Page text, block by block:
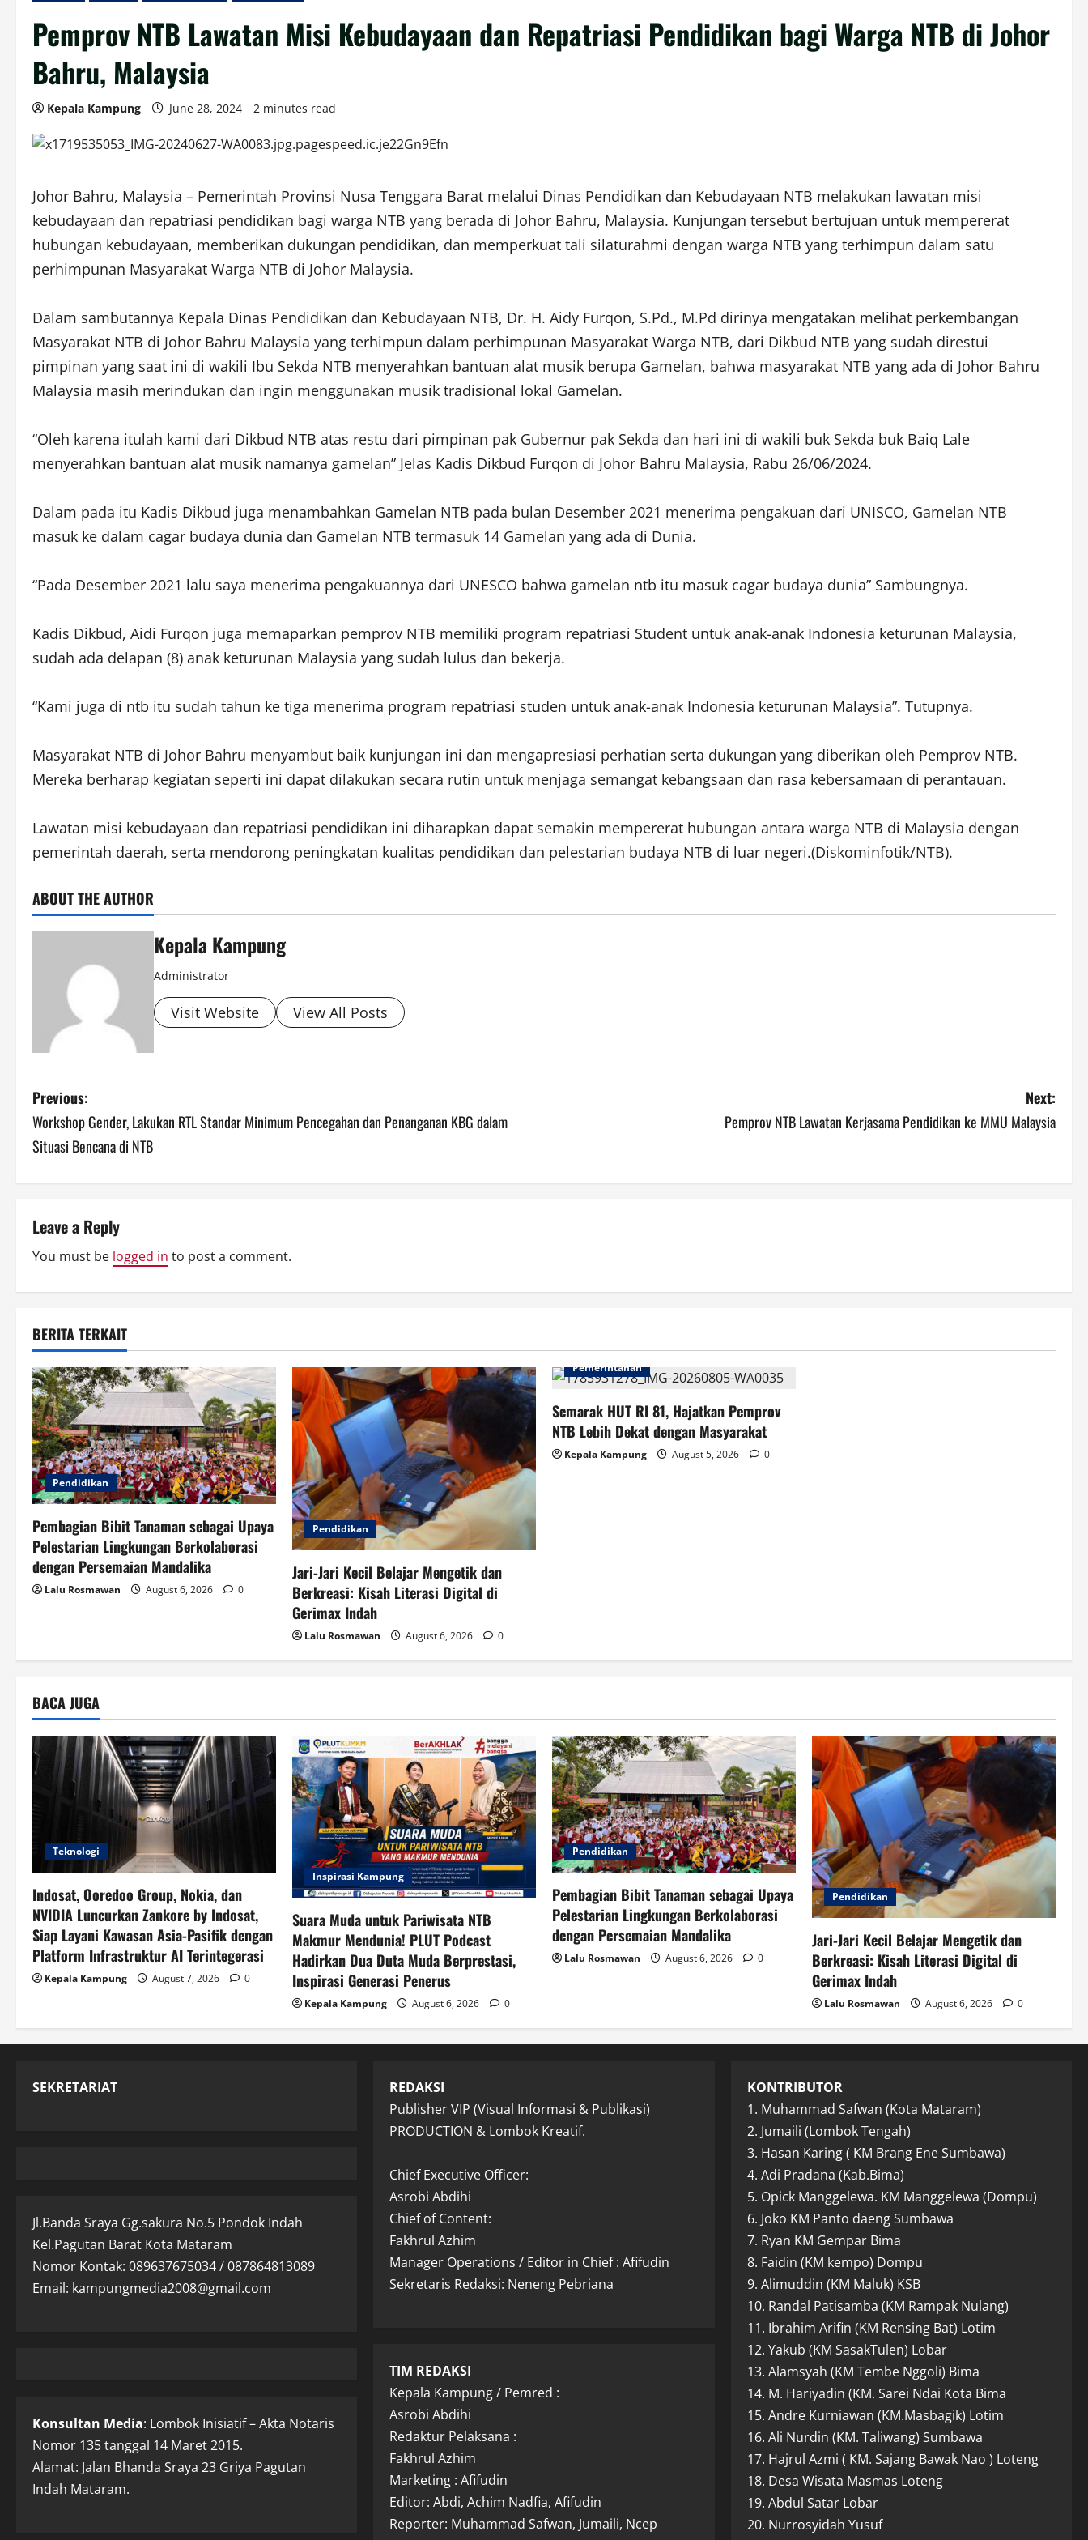
Pemprov NTB Lawatan Misi Kebudayaan dan Repatriasi Pendidikan bagi Warga NTB di Johor
Bahru, Malaysia
Kepala Kampung June 28, 2024 2 minutes read
Johor Bahru, Malaysia – Pemerintah Provinsi Nusa Tenggara Barat melalui Dinas Pendidikan dan Kebudayaan NTB melakukan lawatan misi
kebudayaan dan repatriasi pendidikan bagi warga NTB yang berada di Johor Bahru, Malaysia. Kunjungan tersebut bertujuan untuk mempererat
hubungan kebudayaan, memberikan dukungan pendidikan, dan memperkuat tali silaturahmi dengan warga NTB yang terhimpun dalam satu
perhimpunan Masyarakat Warga NTB di Johor Malaysia.
Dalam sambutannya Kepala Dinas Pendidikan dan Kebudayaan NTB, Dr. H. Aidy Furqon, S.Pd., M.Pd dirinya mengatakan melihat perkembangan
Masyarakat NTB di Johor Bahru Malaysia yang terhimpun dalam perhimpunan Masyarakat Warga NTB, dari Dikbud NTB yang sudah direstui
pimpinan yang saat ini di wakili Ibu Sekda NTB menyerahkan bantuan alat musik berupa Gamelan, bahwa masyarakat NTB yang ada di Johor Bahru
Malaysia masih merindukan dan ingin menggunakan musik tradisional lokal Gamelan.
“Oleh karena itulah kami dari Dikbud NTB atas restu dari pimpinan pak Gubernur pak Sekda dan hari ini di wakili buk Sekda buk Baiq Lale
menyerahkan bantuan alat musik namanya gamelan” Jelas Kadis Dikbud Furqon di Johor Bahru Malaysia, Rabu 26/06/2024.
Dalam pada itu Kadis Dikbud juga menambahkan Gamelan NTB pada bulan Desember 2021 menerima pengakuan dari UNISCO, Gamelan NTB
masuk ke dalam cagar budaya dunia dan Gamelan NTB termasuk 14 Gamelan yang ada di Dunia.
“Pada Desember 2021 lalu saya menerima pengakuannya dari UNESCO bahwa gamelan ntb itu masuk cagar budaya dunia” Sambungnya.
Kadis Dikbud, Aidi Furqon juga memaparkan pemprov NTB memiliki program repatriasi Student untuk anak-anak Indonesia keturunan Malaysia,
sudah ada delapan (8) anak keturunan Malaysia yang sudah lulus dan bekerja.
“Kami juga di ntb itu sudah tahun ke tiga menerima program repatriasi studen untuk anak-anak Indonesia keturunan Malaysia”. Tutupnya.
Masyarakat NTB di Johor Bahru menyambut baik kunjungan ini dan mengapresiasi perhatian serta dukungan yang diberikan oleh Pemprov NTB.
Mereka berharap kegiatan seperti ini dapat dilakukan secara rutin untuk menjaga semangat kebangsaan dan rasa kebersamaan di perantauan.
Lawatan misi kebudayaan dan repatriasi pendidikan ini diharapkan dapat semakin mempererat hubungan antara warga NTB di Malaysia dengan
pemerintah daerah, serta mendorong peningkatan kualitas pendidikan dan pelestarian budaya NTB di luar negeri.(Diskominfotik/NTB).
ABOUT THE AUTHOR
Kepala Kampung
Administrator
Visit Website View All Posts
P
o
n
a
v
i
g
a
t
i
o
n
Previous:
Workshop Gender, Lakukan RTL Standar Minimum Pencegahan dan Penanganan KBG dalam
Situasi Bencana di NTB
Next:
Pemprov NTB Lawatan Kerjasama Pendidikan ke MMU Malaysia
Leave a Reply
You must be logged in to post a comment.
BERITA TERKAIT
Pendidikan
Pembagian Bibit Tanaman sebagai Upaya
Pelestarian Lingkungan Berkolaborasi
dengan Persemaian Mandalika
Lalu Rosmawan August 6, 2026 0
Pendidikan
Jari-Jari Kecil Belajar Mengetik dan
Berkreasi: Kisah Literasi Digital di
Gerimax Indah
Lalu Rosmawan August 6, 2026 0
Pemerintahan
Semarak HUT RI 81, Hajatkan Pemprov
NTB Lebih Dekat dengan Masyarakat
Kepala Kampung August 5, 2026 0
BACA JUGA
Teknologi
Indosat, Ooredoo Group, Nokia, dan
NVIDIA Luncurkan Zankore by Indosat,
Siap Layani Kawasan Asia-Pasifik dengan
Platform Infrastruktur AI Terintegerasi
Kepala Kampung August 7, 2026 0
Inspirasi Kampung
Suara Muda untuk Pariwisata NTB
Makmur Mendunia! PLUT Podcast
Hadirkan Dua Duta Muda Berprestasi,
Inspirasi Generasi Penerus
Kepala Kampung August 6, 2026 0
Pendidikan
Pembagian Bibit Tanaman sebagai Upaya
Pelestarian Lingkungan Berkolaborasi
dengan Persemaian Mandalika
Lalu Rosmawan August 6, 2026 0
Pendidikan
Jari-Jari Kecil Belajar Mengetik dan
Berkreasi: Kisah Literasi Digital di
Gerimax Indah
Lalu Rosmawan August 6, 2026 0
SEKRETARIAT
Jl.Banda Sraya Gg.sakura No.5 Pondok Indah
Kel.Pagutan Barat Kota Mataram
Nomor Kontak: 089637675034 / 087864813089
Email: kampungmedia2008@gmail.com
Konsultan Media: Lombok Inisiatif – Akta Notaris
Nomor 135 tanggal 14 Maret 2015.
Alamat: Jalan Bhanda Sraya 23 Griya Pagutan
Indah Mataram.
REDAKSI
Publisher VIP (Visual Informasi & Publikasi)
PRODUCTION & Lombok Kreatif.
Chief Executive Officer:
Asrobi Abdihi
Chief of Content:
Fakhrul Azhim
Manager Operations / Editor in Chief : Afifudin
Sekretaris Redaksi: Neneng Pebriana
TIM REDAKSI
Kepala Kampung / Pemred :
Asrobi Abdihi
Redaktur Pelaksana :
Fakhrul Azhim
Marketing : Afifudin
Editor: Abdi, Achim Nadfia, Afifudin
Reporter: Muhammad Safwan, Jumaili, Ncep
KONTRIBUTOR
1. Muhammad Safwan (Kota Mataram)
2. Jumaili (Lombok Tengah)
3. Hasan Karing ( KM Brang Ene Sumbawa)
4. Adi Pradana (Kab.Bima)
5. Opick Manggelewa. KM Manggelewa (Dompu)
6. Joko KM Panto daeng Sumbawa
7. Ryan KM Gempar Bima
8. Faidin (KM kempo) Dompu
9. Alimuddin (KM Maluk) KSB
10. Randal Patisamba (KM Rampak Nulang)
11. Ibrahim Arifin (KM Rensing Bat) Lotim
12. Yakub (KM SasakTulen) Lobar
13. Alamsyah (KM Tembe Nggoli) Bima
14. M. Hariyadin (KM. Sarei Ndai Kota Bima
15. Andre Kurniawan (KM.Masbagik) Lotim
16. Ali Nurdin (KM. Taliwang) Sumbawa
17. Hajrul Azmi ( KM. Sajang Bawak Nao ) Loteng
18. Desa Wisata Masmas Loteng
19. Abdul Satar Lobar
20. Nurrosyidah Yusuf